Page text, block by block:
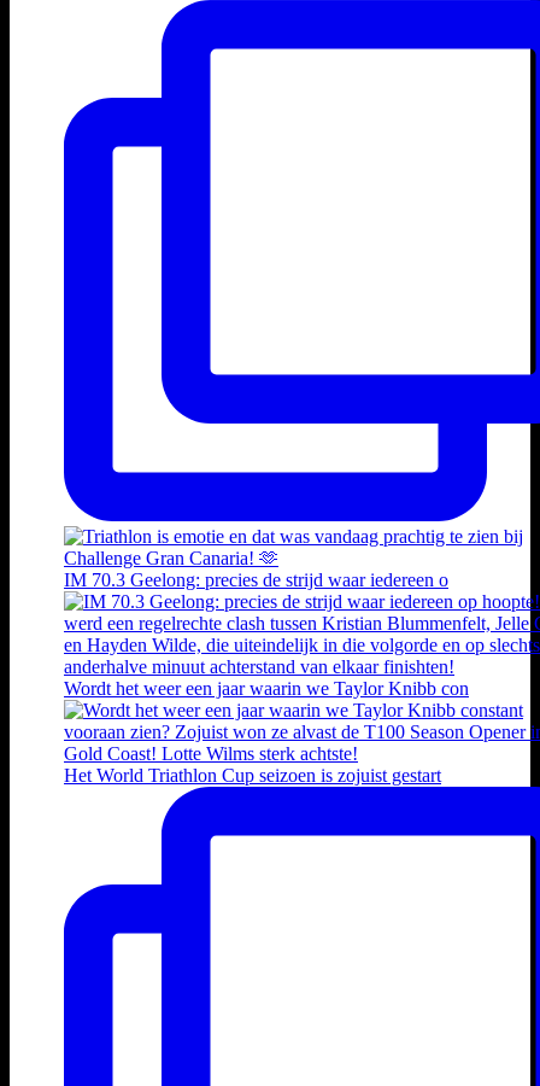
IM 70.3 Geelong: precies de strijd waar iedereen o
Wordt het weer een jaar waarin we Taylor Knibb con
Het World Triathlon Cup seizoen is zojuist gestart